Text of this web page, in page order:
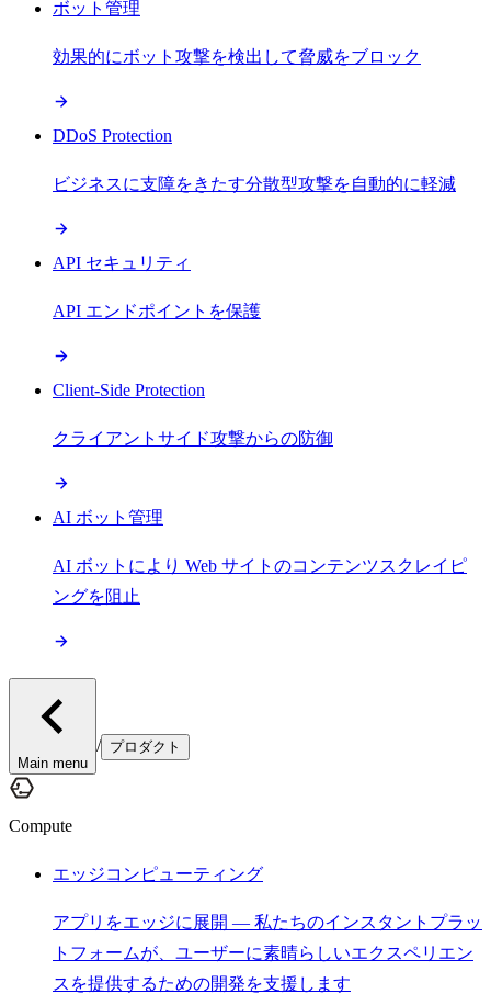
ボット管理
効果的にボット攻撃を検出して脅威をブロック
DDoS Protection
ビジネスに支障をきたす分散型攻撃を自動的に軽減
API セキュリティ
API エンドポイントを保護
Client-Side Protection
クライアントサイド攻撃からの防御
AI ボット管理
AI ボットにより Web サイトのコンテンツスクレイピ
ングを阻止
Main menu
/ プロダクト
Compute
エッジコンピューティング
アプリをエッジに展開 — 私たちのインスタントプラッ
トフォームが、ユーザーに素晴らしいエクスペリエン
スを提供するための開発を支援します